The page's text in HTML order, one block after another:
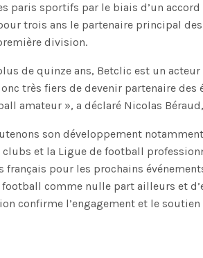
paris sportifs par le biais d’un
trois ans le partenaire principal
division.
de quinze ans, Betclic est un
très fiers de devenir partenaire des
amateur », a déclaré Nicolas
son développement
et la Ligue de football
français pour les prochains
football comme nulle part ailleurs et
confirme l’engagement et le